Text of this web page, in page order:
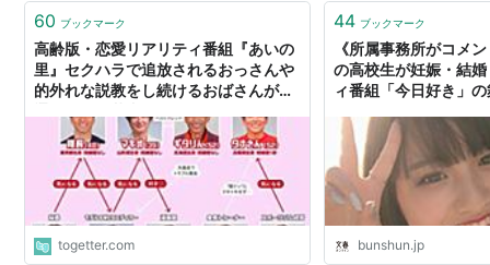
60 ブックマーク
高齢版・恋愛リアリティ番組『あいの
里』セクハラで追放されるおっさんや
的外れな説教をし続けるおばさんが普
白さで人気を博している
togetter.com
44 ブックマーク
《所属事務所がコメ
の高校生が妊娠・結
ィ番組「今日好き」
bunshun.jp